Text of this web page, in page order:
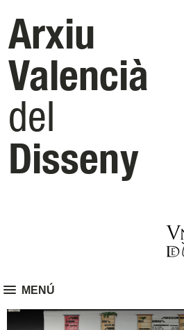
Arxiu
Valencià
del
Disseny
MENÚ